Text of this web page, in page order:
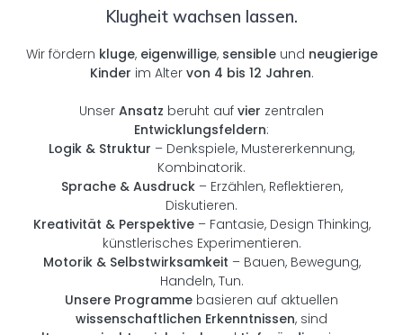
Klugheit wachsen lassen.
Wir fördern kluge, eigenwillige, sensibleund neugierige
Kinder im Alter von 4 bis 12 Jahren.
Unser Ansatz beruht auf vier zentralen
Entwicklungsfeldern:
Logik & Struktur – Denkspiele, Mustererkennung,
Kombinatorik.
Sprache & Ausdruck– Erzählen, Reflektieren,
Diskutieren.
Kreativität & Perspektive– Fantasie, Design Thinking,
künstlerisches Experimentieren.
Motorik & Selbstwirksamkeit – Bauen, Bewegung,
Handeln, Tun.
Unsere Programme basieren auf aktuellen
wissenschaftlichen Erkenntnissen, sind